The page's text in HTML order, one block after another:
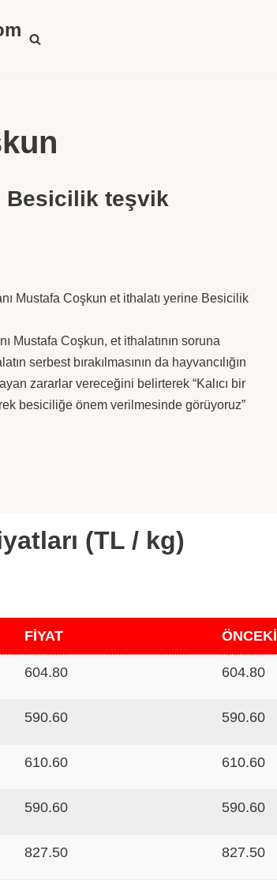
Besicilik teşvik
Mustafa Coşkun et ithalatı yerine Besicilik
Mustafa Coşkun, et ithalatının soruna
serbest bırakılmasının da hayvancılığın
zararlar vereceğini belirterek “Kalıcı bir
besiciliğe önem verilmesinde görüyoruz”
(TL / kg)
FİYAT ÖNCEKİ
604.80 604.80
590.60 590.60
610.60 610.60
590.60 590.60
827.50 827.50